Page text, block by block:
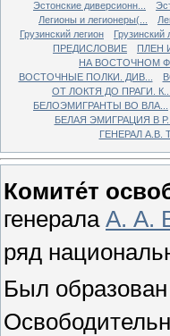
Эстонские диверсионн...
Легионы и легионеры(...
Грузинский легион
Грузинский
ПРЕДИСЛОВИЕ
ПЛЕН
НА ВОСТОЧНОМ
ВОСТОЧНЫЕ ПОЛКИ. ДИВ...
ОТ ЛОКТЯ ДО ПРАГИ. К...
БЕЛОЭМИГРАНТЫ ВО ВЛА...
БЕЛАЯ ЭМИГРАЦИЯ В Р...
ГЕНЕРАЛ А.В.
Комите́т
генерала А. А.
ряд
Был образован